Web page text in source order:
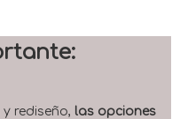
rediseño, las opciones